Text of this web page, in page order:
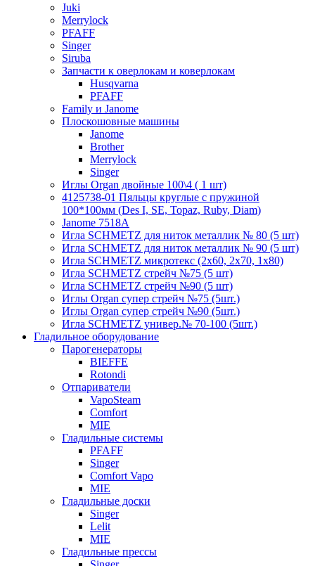
Juki
Merrylock
PFAFF
Singer
Siruba
Запчасти к оверлокам и коверлокам
Husqvarna
PFAFF
Family и Janome
Плоскошовные машины
Janome
Brother
Merrylock
Singer
Иглы Organ двойные 100\4 ( 1 шт)
4125738-01 Пяльцы круглые с пружиной
100*100мм (Des I, SE, Topaz, Ruby, Diam)
Janome 7518A
Игла SCHMETZ для ниток металлик № 80 (5 шт)
Игла SCHMETZ для ниток металлик № 90 (5 шт)
Игла SCHMETZ микротекс (2х60, 2х70, 1х80)
Игла SCHMETZ стрейч №75 (5 шт)
Игла SCHMETZ стрейч №90 (5 шт)
Иглы Organ супер стрейч №75 (5шт.)
Иглы Organ супер стрейч №90 (5шт.)
Игла SCHMETZ универ.№ 70-100 (5шт.)
Гладильное оборудование
Парогенераторы
BIEFFE
Rotondi
Отпариватели
VapoSteam
Comfort
MIE
Гладильные системы
PFAFF
Singer
Comfort Vapo
MIE
Гладильные доски
Singer
Lelit
MIE
Гладильные прессы